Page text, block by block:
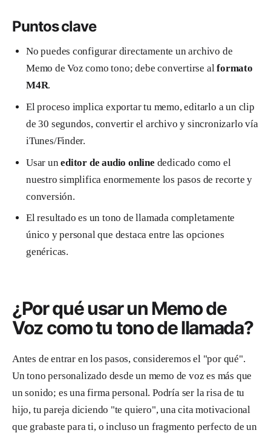
Puntos clave
No puedes configurar directamente un archivo de
Memo de Voz como tono; debe convertirse alformato
M4R.
El proceso implica exportar tu memo, editarlo a un clip
de 30 segundos, convertir el archivo y sincronizarlo vía
iTunes/Finder.
Usar uneditor de audio online dedicado como el
nuestro simplifica enormemente los pasos de recorte y
conversión.
El resultado es un tono de llamada completamente
único y personal que destaca entre las opciones
genéricas.
¿Por qué usar un Memo de
Voz como tu tono de llamada?
Antes de entrar en los pasos, consideremos el "por qué".
Un tono personalizado desde un memo de voz es más que
un sonido; es una firma personal. Podría ser la risa de tu
hijo, tu pareja diciendo "te quiero", una cita motivacional
que grabaste para ti, o incluso un fragmento perfecto de un